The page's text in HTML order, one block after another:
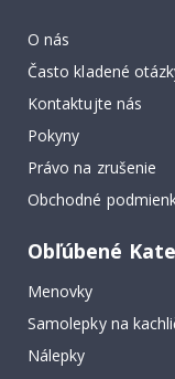
O nás
Často kladené
Kontaktujte nás
Pokyny
Právo na zrušenie
Obchodné
Obľúbené
Menovky
Samolepky na
Nálepky